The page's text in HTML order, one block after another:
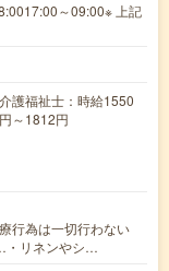
～09:00※ 上記
護福祉士：時給1550
～1812円
行為は一切行わない
・リネンやシ…